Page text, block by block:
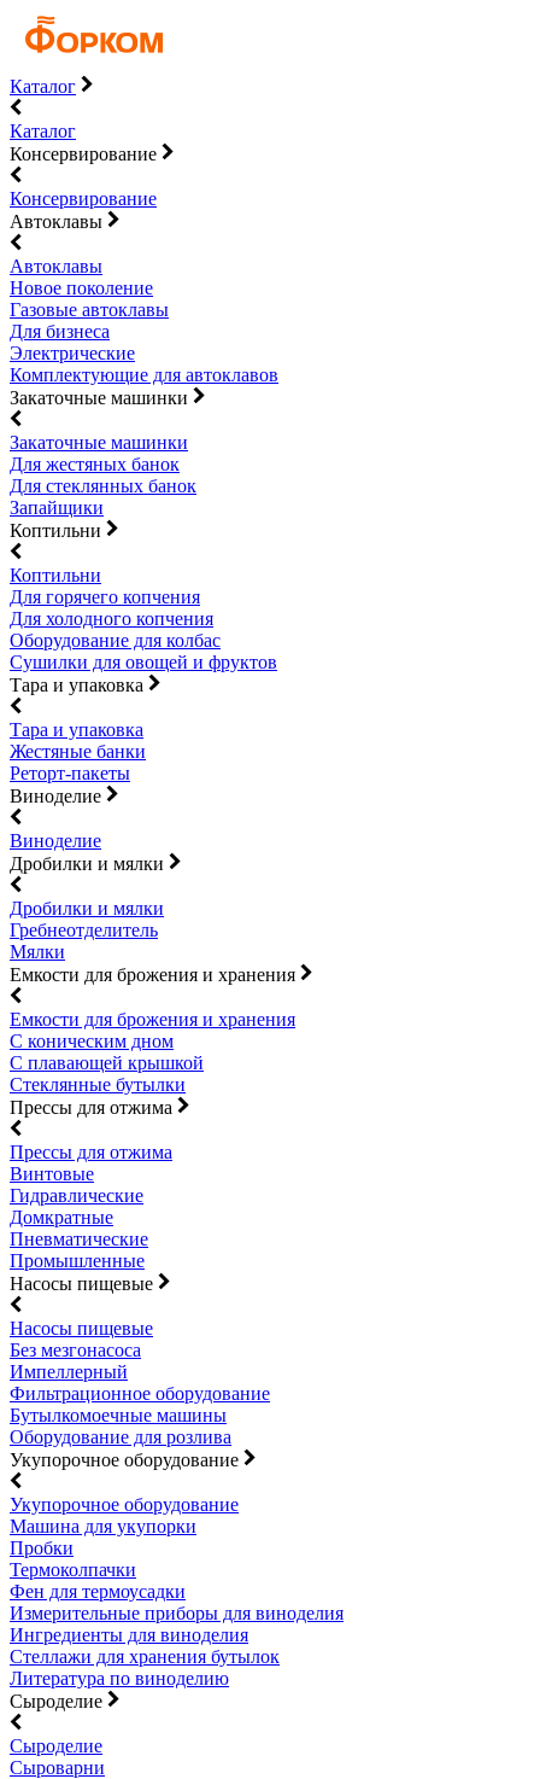
Каталог
Каталог
Консервирование
Консервирование
Автоклавы
Автоклавы
Новое поколение
Газовые автоклавы
Для бизнеса
Электрические
Комплектующие для автоклавов
Закаточные машинки
Закаточные машинки
Для жестяных банок
Для стеклянных банок
Запайщики
Коптильни
Коптильни
Для горячего копчения
Для холодного копчения
Оборудование для колбас
Сушилки для овощей и фруктов
Тара и упаковка
Тара и упаковка
Жестяные банки
Реторт-пакеты
Виноделие
Виноделие
Дробилки и мялки
Дробилки и мялки
Гребнеотделитель
Мялки
Емкости для брожения и хранения
Емкости для брожения и хранения
С коническим дном
С плавающей крышкой
Стеклянные бутылки
Прессы для отжима
Прессы для отжима
Винтовые
Гидравлические
Домкратные
Пневматические
Промышленные
Насосы пищевые
Насосы пищевые
Без мезгонасоса
Импеллерный
Фильтрационное оборудование
Бутылкомоечные машины
Оборудование для розлива
Укупорочное оборудование
Укупорочное оборудование
Машина для укупорки
Пробки
Термоколпачки
Фен для термоусадки
Измерительные приборы для виноделия
Ингредиенты для виноделия
Стеллажи для хранения бутылок
Литература по виноделию
Сыроделие
Сыроделие
Сыроварни